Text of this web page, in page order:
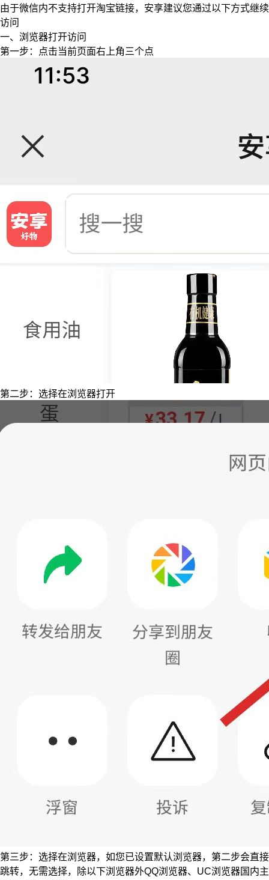
由于微信内不支持打开淘宝链接，安享建议您通过以下方式继续
访问
一、浏览器打开访问
第一步：点击当前页面右上角三个点
第二步：选择在浏览器打开
第三步：选择在浏览器，如您已设置默认浏览器，第二步会直接
跳转，无需选择，除以下浏览器外QQ浏览器、UC浏览器国内主